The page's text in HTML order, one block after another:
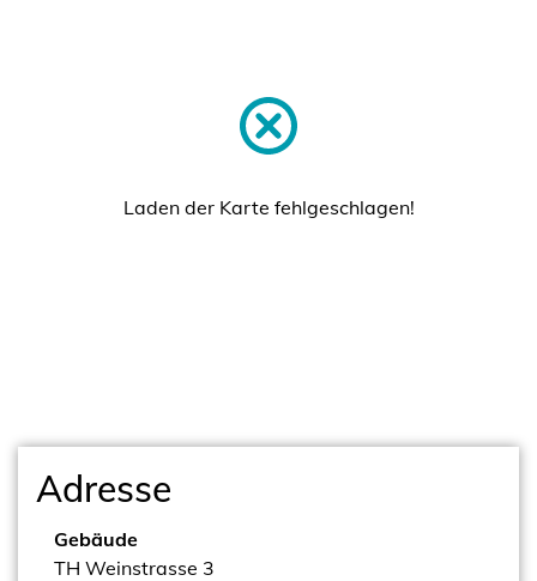
Laden der Karte fehlgeschlagen!
Adresse
Gebäude
TH Weinstrasse 3